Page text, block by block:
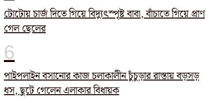
টোটোয় চার্জ দিতে গিয়ে বিদ্যুৎস্পৃষ্ট বাবা, বাঁচাতে গিয়ে প্রাণ
গেল ছেলের
পাইপলাইন বসানোর কাজ চলাকালীন চুঁচুড়ার রাস্তায় বড়সড়
ধস, ছুটে গেলেন এলাকার বিধায়ক